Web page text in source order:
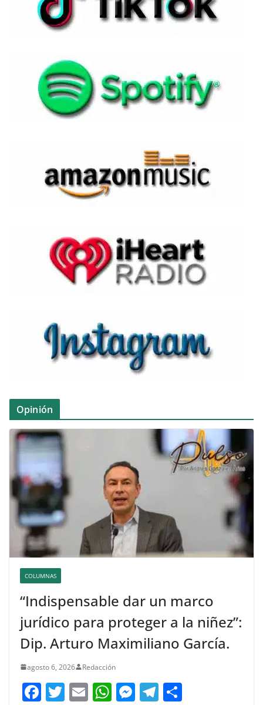
Opinión
COLUMNAS
“Indispensable dar un marco
jurídico para proteger a la niñez”:
Dip. Arturo Maximiliano García.
agosto 6, 2026 Redacción
F T E W M T